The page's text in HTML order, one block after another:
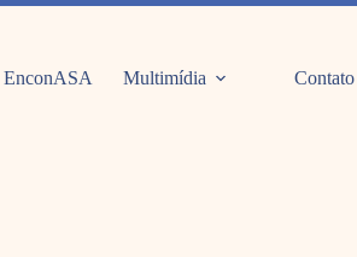
EnconASA Multimídia Contato